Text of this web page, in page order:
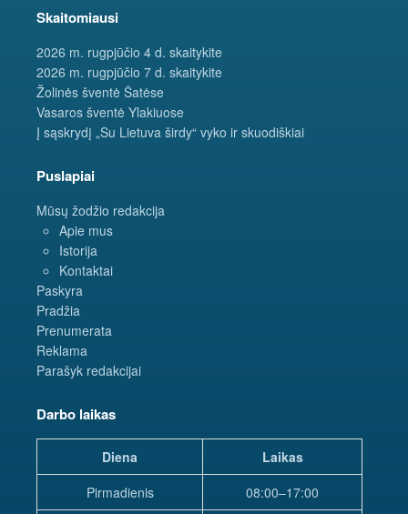
Skaitomiausi
2026 m. rugpjūčio 4 d. skaitykite
2026 m. rugpjūčio 7 d. skaitykite
Žolinės šventė Šatėse
Vasaros šventė Ylakiuose
Į sąskrydį „Su Lietuva širdy“ vyko ir skuodiškiai
Puslapiai
Mūsų žodžio redakcija
Apie mus
Istorija
Kontaktai
Paskyra
Pradžia
Prenumerata
Reklama
Parašyk redakcijai
Darbo laikas
Diena
Laikas
Pirmadienis
08:00–17:00